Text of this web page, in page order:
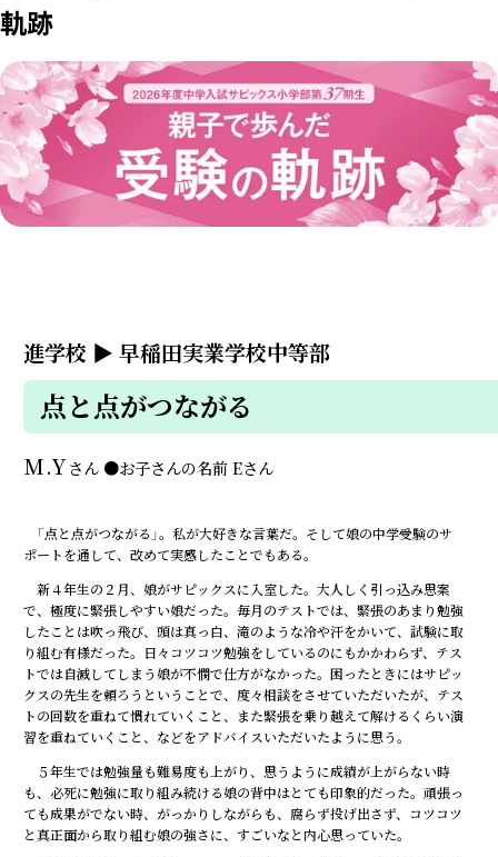
軌跡
進学校 ▶早稲田実業学校中等部
点と点がつながる
M.Yさん ●お子さんの名前Eさん
「点と点がつながる」。私が大好きな言葉だ。そして娘の中学受験のサ
ポートを通して、改めて実感したことでもある。
新４年生の２月、娘がサピックスに入室した。大人しく引っ込み思案
で、極度に緊張しやすい娘だった。毎月のテストでは、緊張のあまり勉強
したことは吹っ飛び、頭は真っ白、滝のような冷や汗をかいて、試験に取
り組む有様だった。日々コツコツ勉強をしているのにもかかわらず、テス
トでは自滅してしまう娘が不憫で仕方がなかった。困ったときにはサピッ
クスの先生を頼ろうということで、度々相談をさせていただいたが、テス
トの回数を重ねて慣れていくこと、また緊張を乗り越えて解けるくらい演
習を重ねていくこと、などをアドバイスいただいたように思う。
５年生では勉強量も難易度も上がり、思うように成績が上がらない時
も、必死に勉強に取り組み続ける娘の背中はとても印象的だった。頑張っ
ても成果がでない時、がっかりしながらも、腐らず投げ出さず、コツコツ
と真正面から取り組む娘の強さに、すごいなと内心思っていた。